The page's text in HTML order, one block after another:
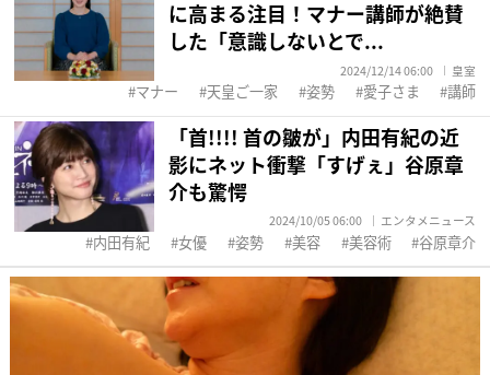
に高まる注目！マナー講師が絶賛
した「意識しないとで...
2024/12/14 06:00 皇室
マナー 天皇ご一家 姿勢 愛子さま 講師
「首!!︎!!︎ 首の皺が」内田有紀の近
影にネット衝撃「すげぇ」谷原章
介も驚愕
2024/10/05 06:00 エンタメニュース
内田有紀 女優 姿勢 美容 美容術 谷原章介